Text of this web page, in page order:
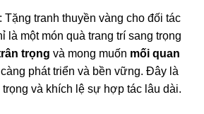
: Tặng tranh thuyền vàng cho đối tác
là một món quà trang trí sang trọng
trọng và mong muốn mối quan
phát triển và bền vững. Đây là
và khích lệ sự hợp tác lâu dài.